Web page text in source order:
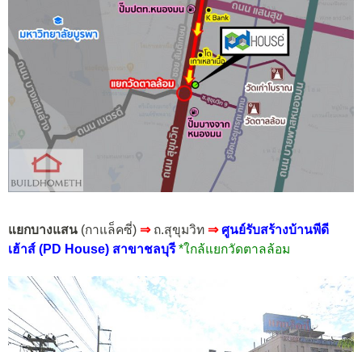
แยกบางแสน (กาแล็คซี่) ⇒ถ.สุขุมวิท ⇒ศูนย์รับสร้างบ้านพีดี
เฮ้าส์ (PD House) สาขาชลบุรี*ใกล้แยกวัดตาลล้อม